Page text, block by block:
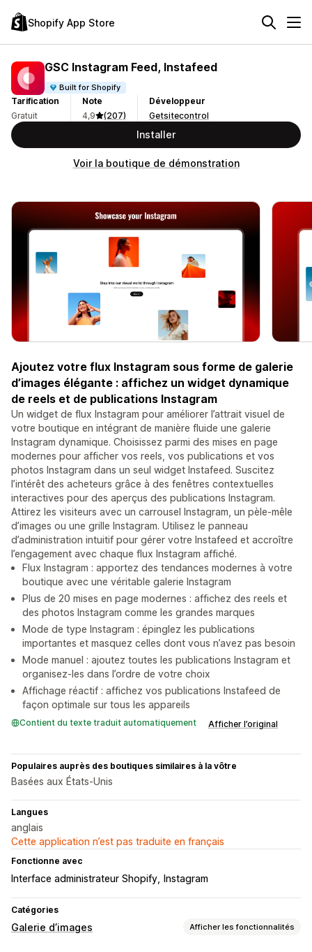
Shopify App Store
GSC Instagram Feed, Instafeed
Built for Shopify
Tarification
Gratuit
Note
4,9
(207)
Développeur
Getsitecontrol
Installer
Voir la boutique de démonstration
Ajoutez votre flux Instagram sous forme de galerie
d’images élégante : affichez un widget dynamique
de reels et de publications Instagram
Un widget de flux Instagram pour améliorer l’attrait visuel de
votre boutique en intégrant de manière fluide une galerie
Instagram dynamique. Choisissez parmi des mises en page
modernes pour afficher vos reels, vos publications et vos
photos Instagram dans un seul widget Instafeed. Suscitez
l’intérêt des acheteurs grâce à des fenêtres contextuelles
interactives pour des aperçus des publications Instagram.
Attirez les visiteurs avec un carrousel Instagram, un pèle-mêle
d’images ou une grille Instagram. Utilisez le panneau
d’administration intuitif pour gérer votre Instafeed et accroître
l’engagement avec chaque flux Instagram affiché.
Flux Instagram : apportez des tendances modernes à votre
boutique avec une véritable galerie Instagram
Plus de 20 mises en page modernes : affichez des reels et
des photos Instagram comme les grandes marques
Mode de type Instagram : épinglez les publications
importantes et masquez celles dont vous n’avez pas besoin
Mode manuel : ajoutez toutes les publications Instagram et
organisez-les dans l’ordre de votre choix
Affichage réactif : affichez vos publications Instafeed de
façon optimale sur tous les appareils
Contient du texte traduit automatiquement Afficher l’original
Populaires auprès des boutiques similaires à la vôtre
Basées aux États-Unis
Langues
anglais
Cette application n’est pas traduite en français
Fonctionne avec
Interface administrateur Shopify Instagram
Catégories
Galerie d’images Afficher les fonctionnalités